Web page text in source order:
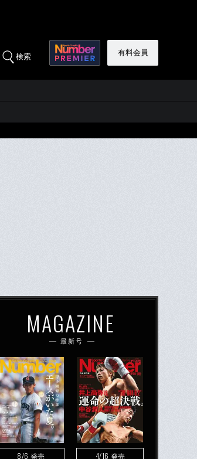
検索 有料会員
MAGAZINE
最新号
8/6 発売 4/16 発売